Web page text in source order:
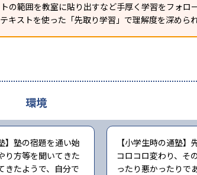
の範囲を教室に貼り出すなど手厚く学習をフォロ
ストを使った「先取り学習」で理解度を深められ
】塾の宿題を通い始
り方等を聞いてきた
きたようで、自分で
【小学生時の通塾】
コロコロ変わり、そ
ったり悪かったりで
環境